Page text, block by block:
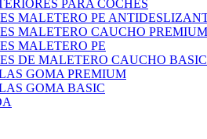
PARA COCHES
MALETERO PE
MALETERO CAUCHO PREMIUM
MALETERO PE
DE MALETERO CAUCHO BASIC
GOMA PREMIUM
GOMA BASIC